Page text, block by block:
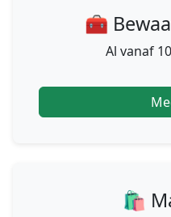
🧰
Al vanaf
🛍